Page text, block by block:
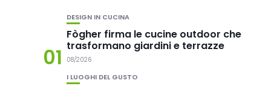
01
DESIGN IN CUCINA
Fògher firma le cucine outdoor che
trasformano giardini e terrazze
08/2026
I LUOGHI DEL GUSTO